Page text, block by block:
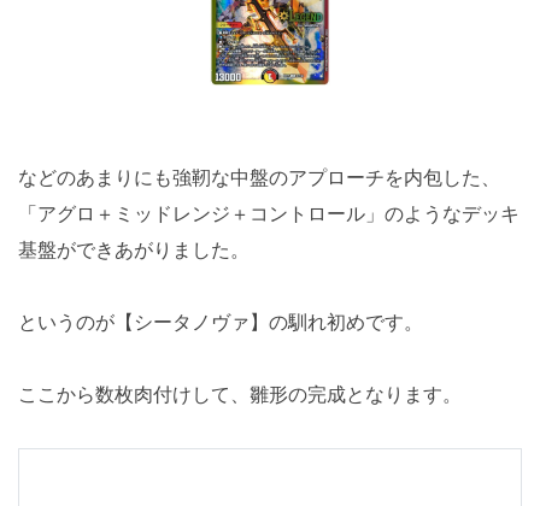
などのあまりにも強靭な中盤のアプローチを内包した、
「アグロ＋ミッドレンジ＋コントロール」のようなデッキ
基盤ができあがりました。
というのが【シータノヴァ】の馴れ初めです。
ここから数枚肉付けして、雛形の完成となります。